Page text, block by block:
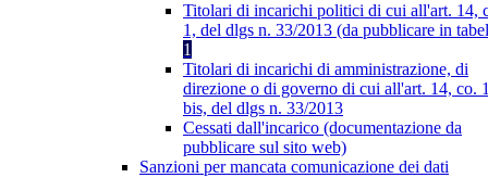
Titolari di incarichi politici di cui all'art. 14,
1, del dlgs n. 33/2013 (da pubblicare in
1
Titolari di incarichi di amministrazione, di
direzione o di governo di cui all'art. 14, co.
bis, del dlgs n. 33/2013
Cessati dall'incarico (documentazione da
pubblicare sul sito web)
Sanzioni per mancata comunicazione dei dati